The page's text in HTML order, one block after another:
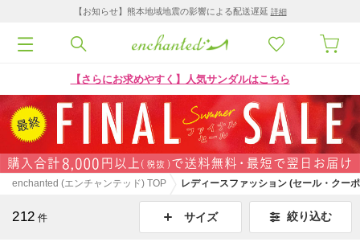
【お知らせ】熊本地域地震の影響による配送遅延 詳細
【さらにお求めやすく】人気サンダルはこちら
enchanted (エンチャンテッド) TOP レディースファッション (セール・クー
212 件 サイズ 絞り込む